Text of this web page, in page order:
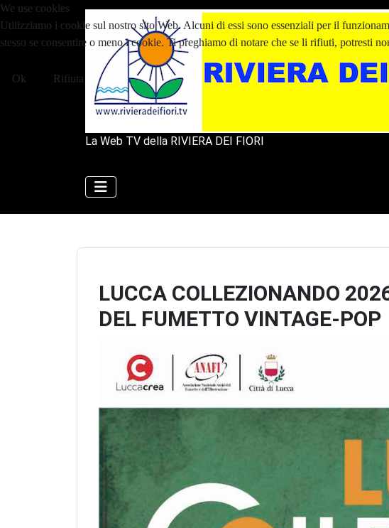
La Web TV della RIVIERA DEI FIORI
LUCCA COLLEZIONANDO
DEL FUMETTO VINTAGE-POP
We use cookies
Utilizziamo i cookie sul nostro sito Web. Alcuni di essi sono essenziali per il
stesso se consentire o meno i cookie. Ti preghiamo di notare che se li rifiuti, potresti
Ok Rifiuta